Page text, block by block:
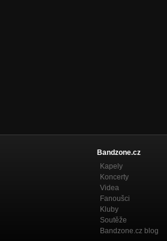
Bandzone.cz
Kapely
Koncerty
Videa
Fanoušci
Kluby
Soutěže
Bandzone.cz blog